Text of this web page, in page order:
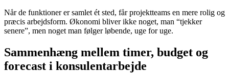
Når de funktioner er samlet ét sted, får projektteams en mere rolig og
præcis arbejdsform. Økonomi bliver ikke noget, man “tjekker
senere”, men noget man følger løbende, uge for uge.
Sammenhæng mellem timer, budget og
forecast i konsulentarbejde